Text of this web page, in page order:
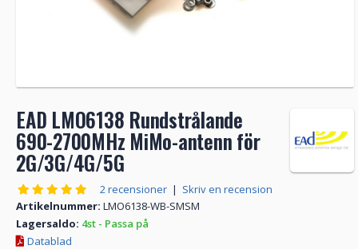
EAD LMO6138 Rundstrålande
690-2700MHz MiMo-antenn för
2G/3G/4G/5G
2 recensioner | Skriv en recension
Artikelnummer: LMO6138-WB-SMSM
Lagersaldo: 4st - Passa på
Datablad